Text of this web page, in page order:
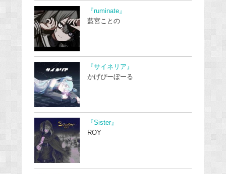
『ruminate』
藍宮ことの
『サイネリア』
かげぴーぼーる
『Sister』
ROY